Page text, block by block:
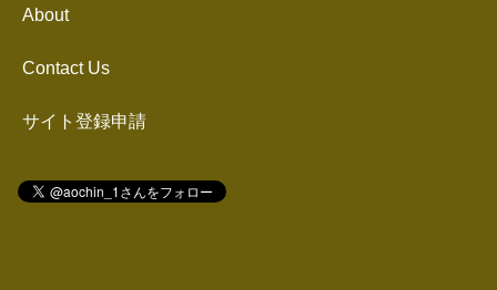
About
Contact Us
サイト登録申請